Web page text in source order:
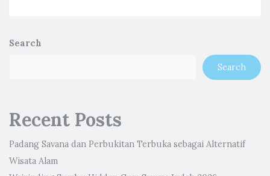
Search
Search
Recent Posts
Padang Savana dan Perbukitan Terbuka sebagai Alternatif
Wisata Alam